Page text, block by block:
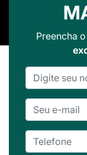
Preencha